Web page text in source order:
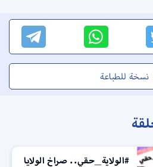
نسخة للطباعة
#الولاية_حقي.. صراخ الولايا